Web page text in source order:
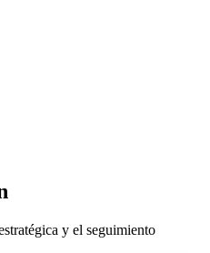
y el seguimiento